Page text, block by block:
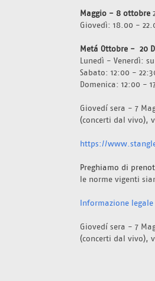
Maggio - 8 ottobre
Giovedì: 18.00 -
Metá Ottobre -  20
Lunedì - Venerdì:
Sabato: 12:00 -
Domenica: 12:00 -
Giovedí sera - 7
(concerti dal vivo),
https://
Preghiamo di
le norme vigenti
Informazione
Giovedí sera - 7
(concerti dal vivo),